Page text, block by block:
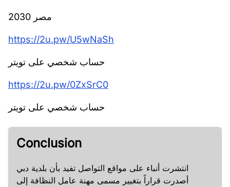
مصر 2030
https://2u.pw/U5wNaSh
https://2u.pw/0ZxSrC0
Conclusion
انتشرت أنباء على مواقع التواصل تفيد بأن بلدية دبي
أصدرت قراراً بتغيير مسمى مهنة عامل النظافة إلى